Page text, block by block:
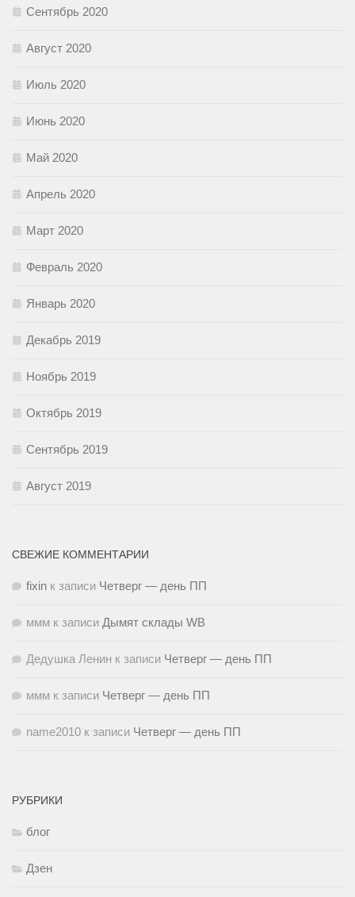
Сентябрь 2020
Август 2020
Июль 2020
Июнь 2020
Май 2020
Апрель 2020
Март 2020
Февраль 2020
Январь 2020
Декабрь 2019
Ноябрь 2019
Октябрь 2019
Сентябрь 2019
Август 2019
СВЕЖИЕ КОММЕНТАРИИ
fixin к записи Четверг — день ПП
ммм к записи Дымят склады WB
Дедушка Ленин к записи Четверг — день ПП
ммм к записи Четверг — день ПП
name2010 к записи Четверг — день ПП
РУБРИКИ
блог
Дзен